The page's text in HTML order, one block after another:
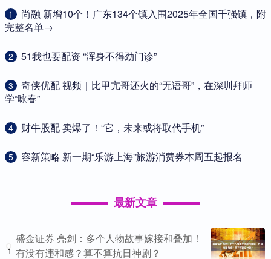
1
​尚融 新增10个！广东134个镇入围2025年全国千强镇，附
完整名单→
2 ​51我也要配资 “浑身不得劲门诊”
3
​奇侠优配 视频｜比甲亢哥还火的“无语哥”，在深圳拜师
学“咏春”
4 ​财牛股配 卖爆了！“它，未来或将取代手机”
5 ​容新策略 新一期“乐游上海”旅游消费券本周五起报名
最新文章
1
盛金证券 亮剑：多个人物故事嫁接和叠加！
有没有违和感？算不算抗日神剧？